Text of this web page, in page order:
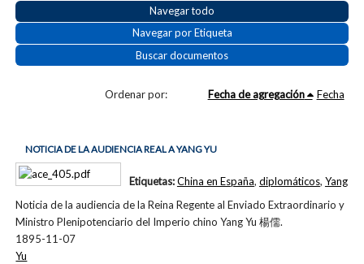
Navegar todo
Navegar por Etiqueta
Buscar documentos
Ordenar por: Fecha de agregación Fecha
NOTICIA DE LA AUDIENCIA REAL A YANG YU
Noticia de la audiencia de la Reina Regente al Enviado Extraordinario y
Ministro Plenipotenciario del Imperio chino Yang Yu 楊儒.
1895-11-07
Etiquetas:China en España, diplomáticos, Yang
Yu